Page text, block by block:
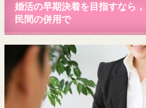
婚活の早期決着を目指すなら
民間の併用で